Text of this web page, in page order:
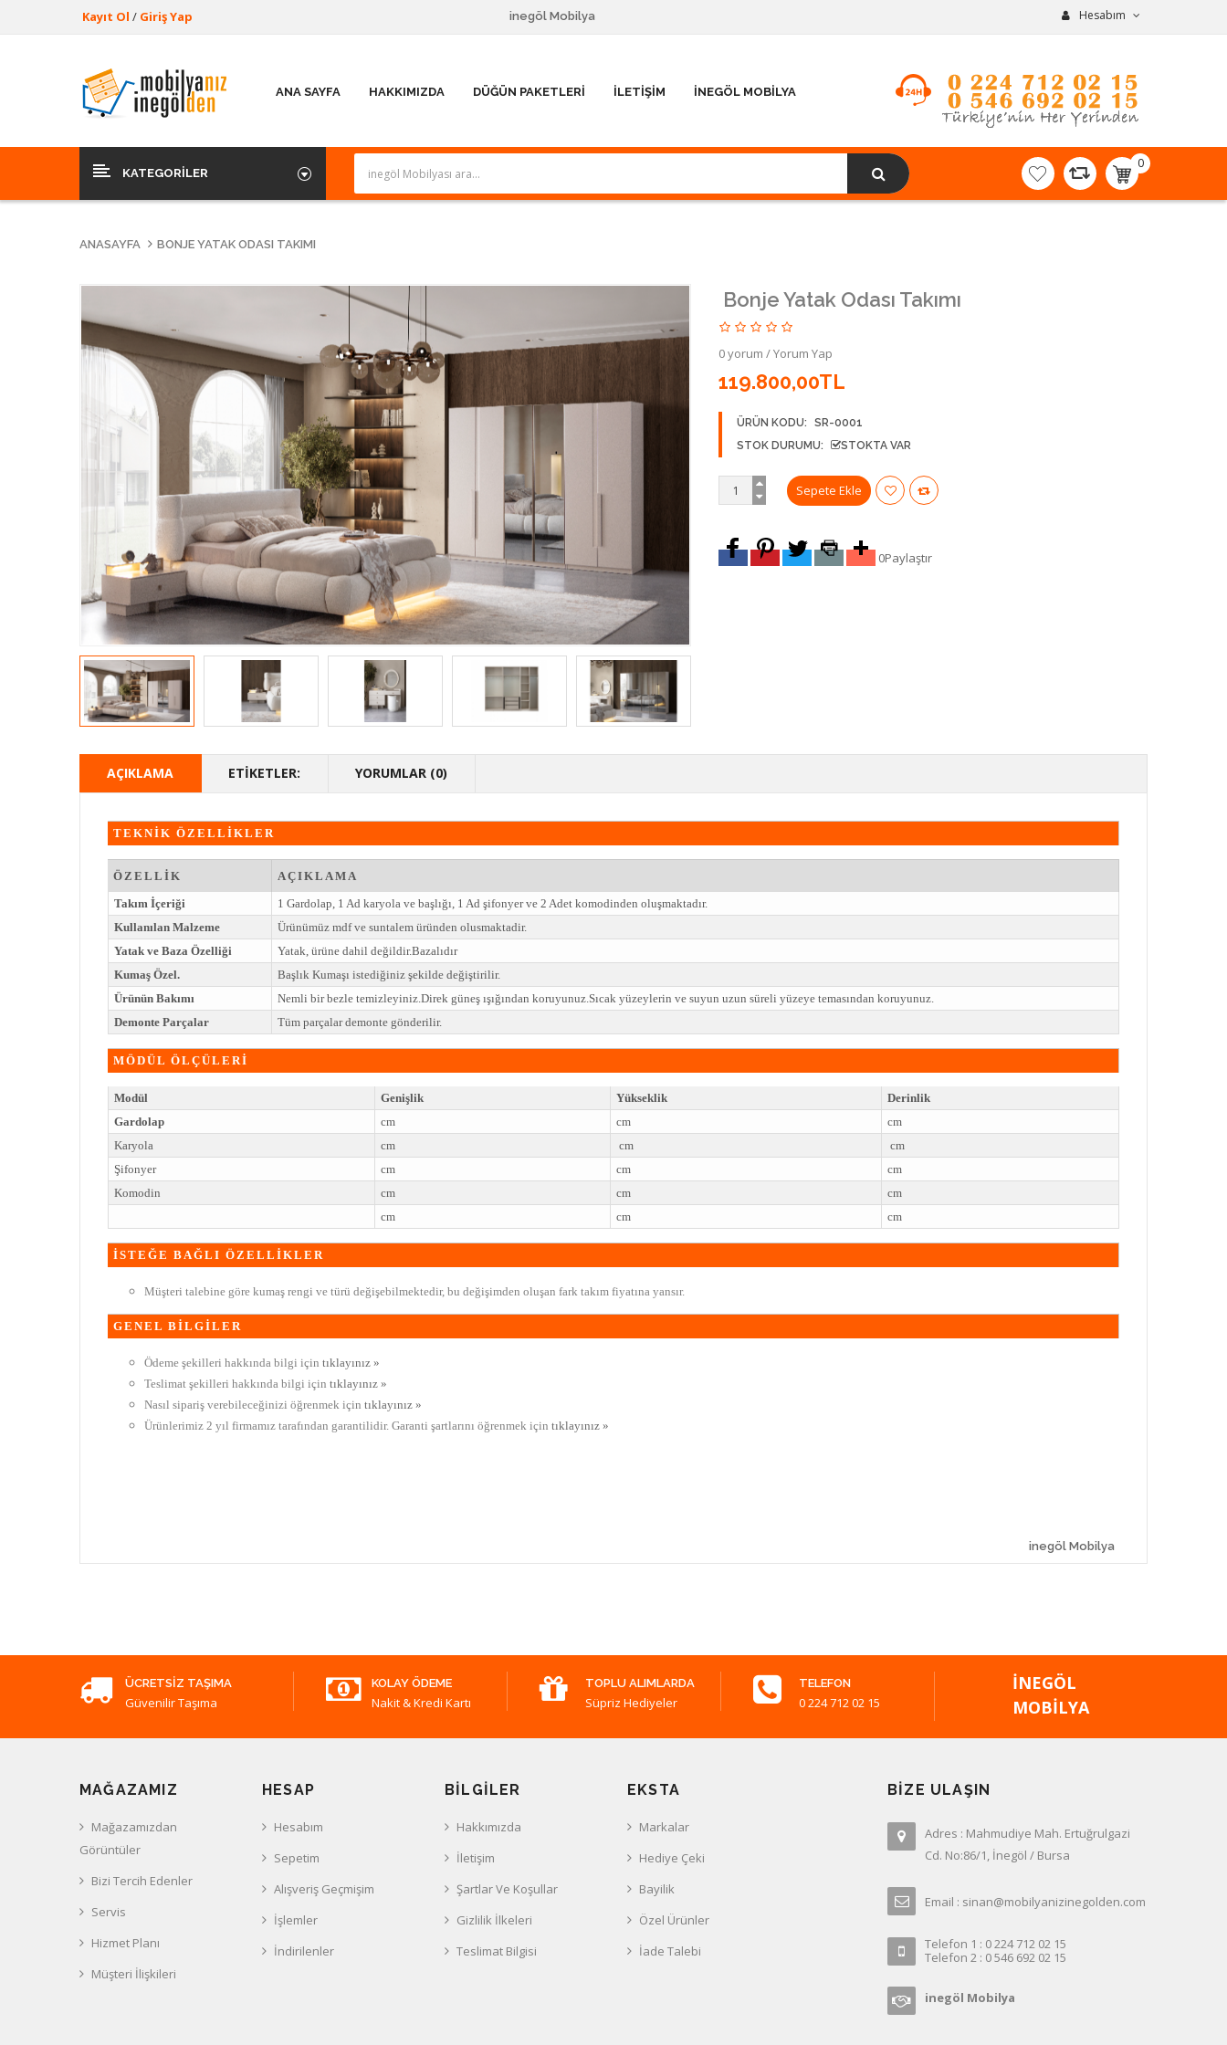
inegöl Mobilya
Kayıt Ol / Giriş Yap Hesabım
ANA SAYFA HAKKIMIZDA DÜĞÜN PAKETLERI İLETIŞIM İNEGÖL MOBILYA
KATEGORILER
0
item(s)
-
ANASAYFA BONJE YATAK ODASI TAKIMI
Bonje Yatak Odası Takımı
0 yorum /Yorum Yap
119.800,00TL
ÜRÜN KODU:
SR-0001
STOK DURUMU:
STOKTA VAR
0Paylaştır
AÇIKLAMA ETIKETLER: YORUMLAR (0)
TEKNİK ÖZELLİKLER
ÖZELLİK
AÇIKLAMA
Takım İçeriği
1 Gardolap, 1 Ad karyola ve başlığı, 1 Ad şifonyer ve 2 Adet komodinden oluşmaktadır.
Kullanılan Malzeme
Ürünümüz mdf ve suntalem üründen olusmaktadir.
Yatak ve Baza Özelliği
Yatak, ürüne dahil değildir.Bazalıdır
Kumaş Özel.
Başlık Kumaşı istediğiniz şekilde değiştirilir.
Ürünün Bakımı
Nemli bir bezle temizleyiniz.Direk güneş ışığından koruyunuz.Sıcak yüzeylerin ve suyun uzun süreli yüzeye temasından koruyunuz.
Demonte Parçalar
Tüm parçalar demonte gönderilir.
MÖDÜL ÖLÇÜLERİ
Modül Genişlik Yükseklik
Derinlik
Gardolap
cm cm
cm
Karyola
cm cm
cm
Şifonyer
cm cm
cm
Komodin
cm cm
cm
cm
cm cm
İSTEĞE BAĞLI ÖZELLİKLER
Müşteri talebine göre kumaş rengi ve türü değişebilmektedir, bu değişimden oluşan fark takım fiyatına yansır.
GENEL BİLGİLER
Ödeme şekilleri hakkında bilgi için tıklayınız »
Teslimat şekilleri hakkında bilgi için tıklayınız »
Nasıl sipariş verebileceğinizi öğrenmek için tıklayınız »
Ürünlerimiz 2 yıl firmamız tarafından garantilidir. Garanti şartlarını öğrenmek için tıklayınız »
inegöl Mobilya
ÜCRETSIZ TAŞIMA
Güvenilir Taşıma
KOLAY ÖDEME
Nakit & Kredi Kartı
TOPLU ALIMLARDA
Süpriz Hediyeler
TELEFON
0 224 712 02 15
İNEGÖL
MOBILYA
MAĞAZAMIZ
Mağazamızdan
Görüntüler
Bizi Tercih Edenler
Servis
Hizmet Planı
Müşteri İlişkileri
HESAP
Hesabım
Sepetim
Alışveriş Geçmişim
İşlemler
İndirilenler
BILGILER
Hakkımızda
İletişim
Şartlar Ve Koşullar
Gizlilik İlkeleri
Teslimat Bilgisi
EKSTA
Markalar
Hediye Çeki
Bayilik
Özel Ürünler
İade Talebi
BIZE ULAŞIN
Adres : Mahmudiye Mah. Ertuğrulgazi
Cd. No:86/1, İnegöl / Bursa
Email : sinan@mobilyanizinegolden.com
Telefon 1 : 0 224 712 02 15
Telefon 2 : 0 546 692 02 15
inegöl Mobilya